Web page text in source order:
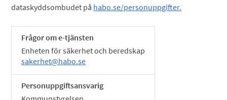
dataskyddsombudet på habo.se/personuppgifter.
Frågor om e-tjänsten
Enheten för säkerhet och beredskap
sakerhet@habo.se
Personuppgiftsansvarig